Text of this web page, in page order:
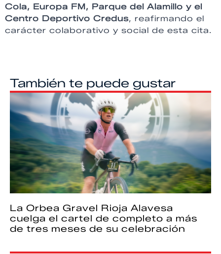
Cola, Europa FM, Parque del Alamillo y el
Centro Deportivo Credus, reafirmando el
carácter colaborativo y social de esta cita.
También te puede gustar
La Orbea Gravel Rioja Alavesa
cuelga el cartel de completo a más
de tres meses de su celebración